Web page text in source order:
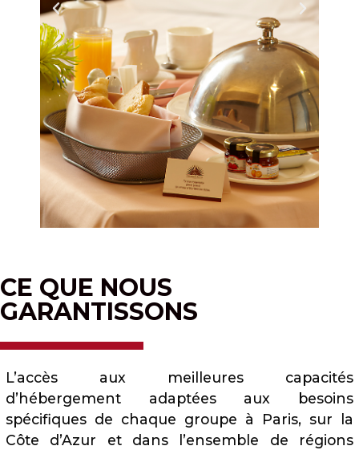
CE QUE NOUS
GARANTISSONS
L’accès aux meilleures capacités
d’hébergement adaptées aux besoins
spécifiques de chaque groupe à Paris, sur la
Côte d’Azur et dans l’ensemble de régions